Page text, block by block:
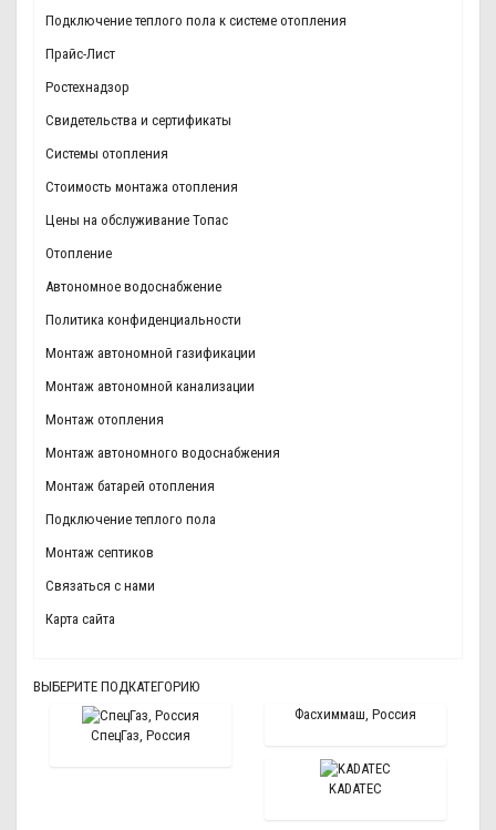
Подключение теплого пола к системе отопления
Прайс-Лист
Ростехнадзор
Свидетельства и сертификаты
Системы отопления
Стоимость монтажа отопления
Цены на обслуживание Топас
Отопление
Автономное водоснабжение
Политика конфиденциальности
Монтаж автономной газификации
Монтаж автономной канализации
Монтаж отопления
Монтаж автономного водоснабжения
Монтаж батарей отопления
Подключение теплого пола
Монтаж септиков
Связаться с нами
Карта сайта
ВЫБЕРИТЕ ПОДКАТЕГОРИЮ
СпецГаз, Россия
Фасхиммаш, Россия
KADATEC